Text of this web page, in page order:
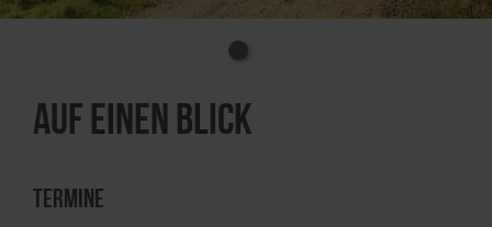
Auf einen Blick
Termine